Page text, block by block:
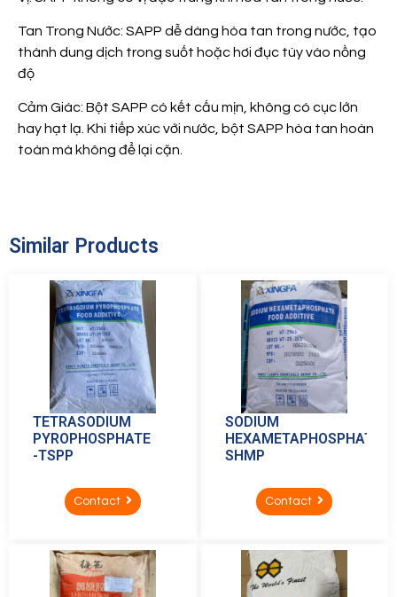
Tan Trong Nước: SAPP dễ dàng hòa tan trong nước, tạo
thành dung dịch trong suốt hoặc hơi đục tùy vào nồng
độ
Cảm Giác: Bột SAPP có kết cấu mịn, không có cục lớn
hay hạt lạ. Khi tiếp xúc với nước, bột SAPP hòa tan hoàn
toàn mà không để lại cặn.
Similar Products
TETRASODIUM
PYROPHOSPHATE
-TSPP
Contact
SODIUM
HEXAMETAPHOSPHATE-
SHMP
Contact